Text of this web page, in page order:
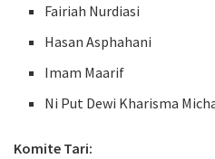
Fairiah Nurdiasi
Hasan Asphahani
Imam Maarif
Ni Put Dewi Kharisma
Komite Tari: